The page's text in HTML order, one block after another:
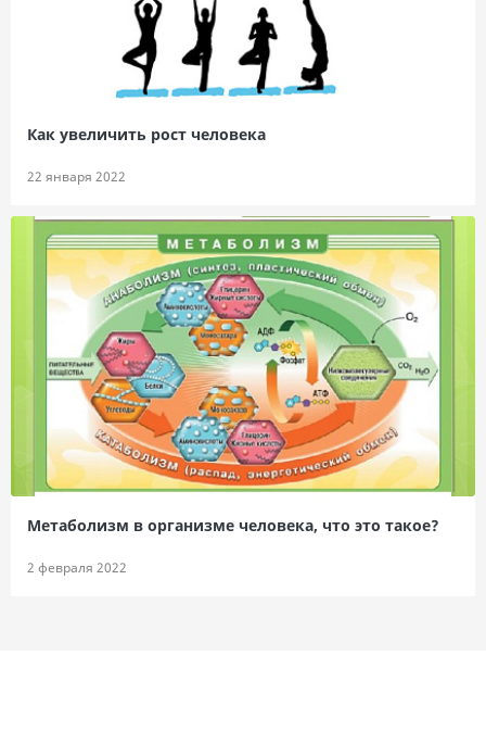
Как увеличить рост человека
22 января 2022
Метаболизм в организме человека, что это такое?
2 февраля 2022